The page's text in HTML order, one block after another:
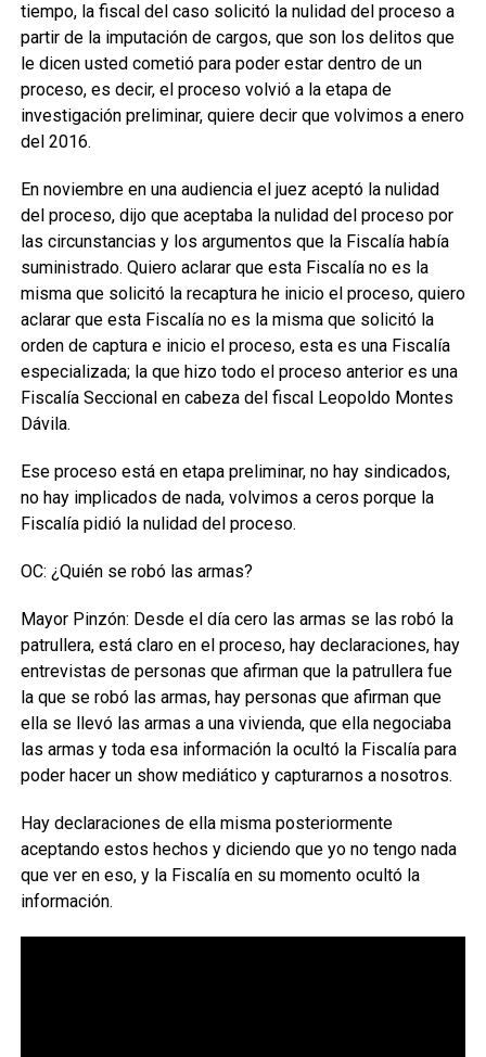
tiempo, la fiscal del caso solicitó la nulidad del proceso a
partir de la imputación de cargos, que son los delitos que
le dicen usted cometió para poder estar dentro de un
proceso, es decir, el proceso volvió a la etapa de
investigación preliminar, quiere decir que volvimos a enero
del 2016.
En noviembre en una audiencia el juez aceptó la nulidad
del proceso, dijo que aceptaba la nulidad del proceso por
las circunstancias y los argumentos que la Fiscalía había
suministrado. Quiero aclarar que esta Fiscalía no es la
misma que solicitó la recaptura he inicio el proceso, quiero
aclarar que esta Fiscalía no es la misma que solicitó la
orden de captura e inicio el proceso, esta es una Fiscalía
especializada; la que hizo todo el proceso anterior es una
Fiscalía Seccional en cabeza del fiscal Leopoldo Montes
Dávila.
Ese proceso está en etapa preliminar, no hay sindicados,
no hay implicados de nada, volvimos a ceros porque la
Fiscalía pidió la nulidad del proceso.
OC: ¿Quién se robó las armas?
Mayor Pinzón: Desde el día cero las armas se las robó la
patrullera, está claro en el proceso, hay declaraciones, hay
entrevistas de personas que afirman que la patrullera fue
la que se robó las armas, hay personas que afirman que
ella se llevó las armas a una vivienda, que ella negociaba
las armas y toda esa información la ocultó la Fiscalía para
poder hacer un show mediático y capturarnos a nosotros.
Hay declaraciones de ella misma posteriormente
aceptando estos hechos y diciendo que yo no tengo nada
que ver en eso, y la Fiscalía en su momento ocultó la
información.